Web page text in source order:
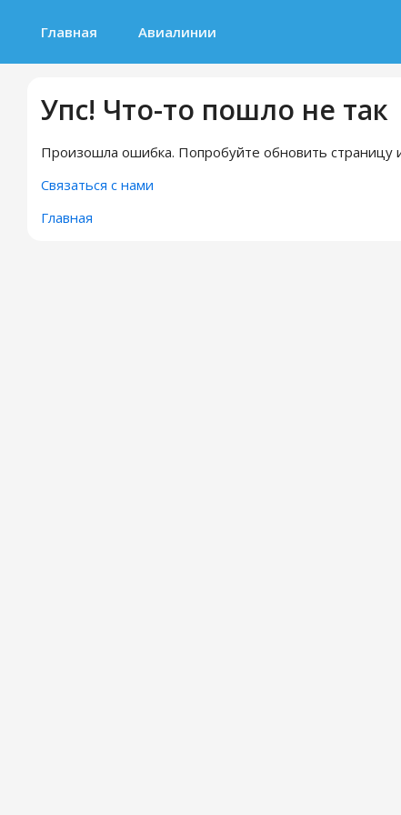
Главная Авиалинии
Упс! Что-то пошло не так
Произошла ошибка. Попробуйте обновить
Связаться с нами
Главная